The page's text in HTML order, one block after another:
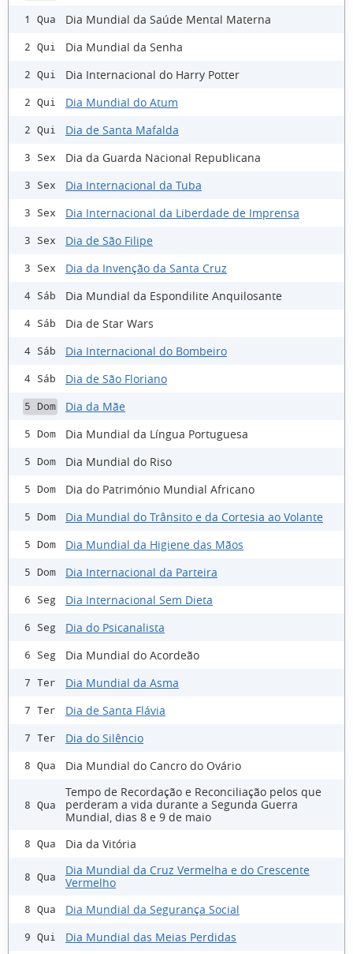
1 Qua Dia Mundial da Saúde Mental Materna
2 Qui Dia Mundial da Senha
2 Qui Dia Internacional do Harry Potter
2 Qui Dia Mundial do Atum
2 Qui Dia de Santa Mafalda
3 Sex Dia da Guarda Nacional Republicana
3 Sex Dia Internacional da Tuba
3 Sex Dia Internacional da Liberdade de Imprensa
3 Sex Dia de São Filipe
3 Sex Dia da Invenção da Santa Cruz
4 Sáb Dia Mundial da Espondilite Anquilosante
4 Sáb Dia de Star Wars
4 Sáb Dia Internacional do Bombeiro
4 Sáb Dia de São Floriano
5 Dom Dia da Mãe
5 Dom Dia Mundial da Língua Portuguesa
5 Dom Dia Mundial do Riso
5 Dom Dia do Património Mundial Africano
5 Dom Dia Mundial do Trânsito e da Cortesia ao Volante
5 Dom Dia Mundial da Higiene das Mãos
5 Dom Dia Internacional da Parteira
6 Seg Dia Internacional Sem Dieta
6 Seg Dia do Psicanalista
6 Seg Dia Mundial do Acordeão
7 Ter Dia Mundial da Asma
7 Ter Dia de Santa Flávia
7 Ter Dia do Silêncio
8 Qua Dia Mundial do Cancro do Ovário
8 Qua
Tempo de Recordação e Reconciliação pelos que
perderam a vida durante a Segunda Guerra
Mundial, dias 8 e 9 de maio
8 Qua Dia da Vitória
8 Qua
Dia Mundial da Cruz Vermelha e do Crescente
Vermelho
8 Qua Dia Mundial da Segurança Social
9 Qui Dia Mundial das Meias Perdidas